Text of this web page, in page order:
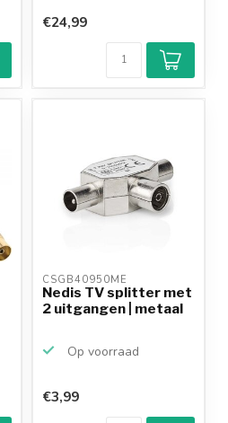
Klantenbeoordeling
9,2/10
Achteraf
betalen mogelijk
€24,99
CSGB40950ME
Nedis TV splitter met
2 uitgangen | metaal
Op voorraad
€3,99